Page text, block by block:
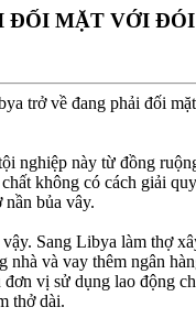
ÐỐI MẶT VỚI
trở về đang phải đối
nghiệp này từ đồng
không có cách giải
bủa vây.
Sang Libya làm thợ
và vay thêm ngân
vị sử dụng lao động
thở dài.